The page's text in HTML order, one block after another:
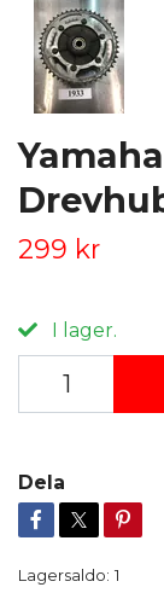
299 kr
I lager.
Dela
Lagersaldo: 1